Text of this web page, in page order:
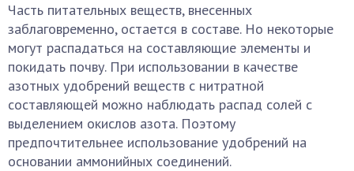
Часть питательных веществ, внесенных
заблаговременно, остается в составе. Но некоторые
могут распадаться на составляющие элементы и
покидать почву. При использовании в качестве
азотных удобрений веществ с нитратной
составляющей можно наблюдать распад солей с
выделением окислов азота. Поэтому
предпочтительнее использование удобрений на
основании аммонийных соединений.